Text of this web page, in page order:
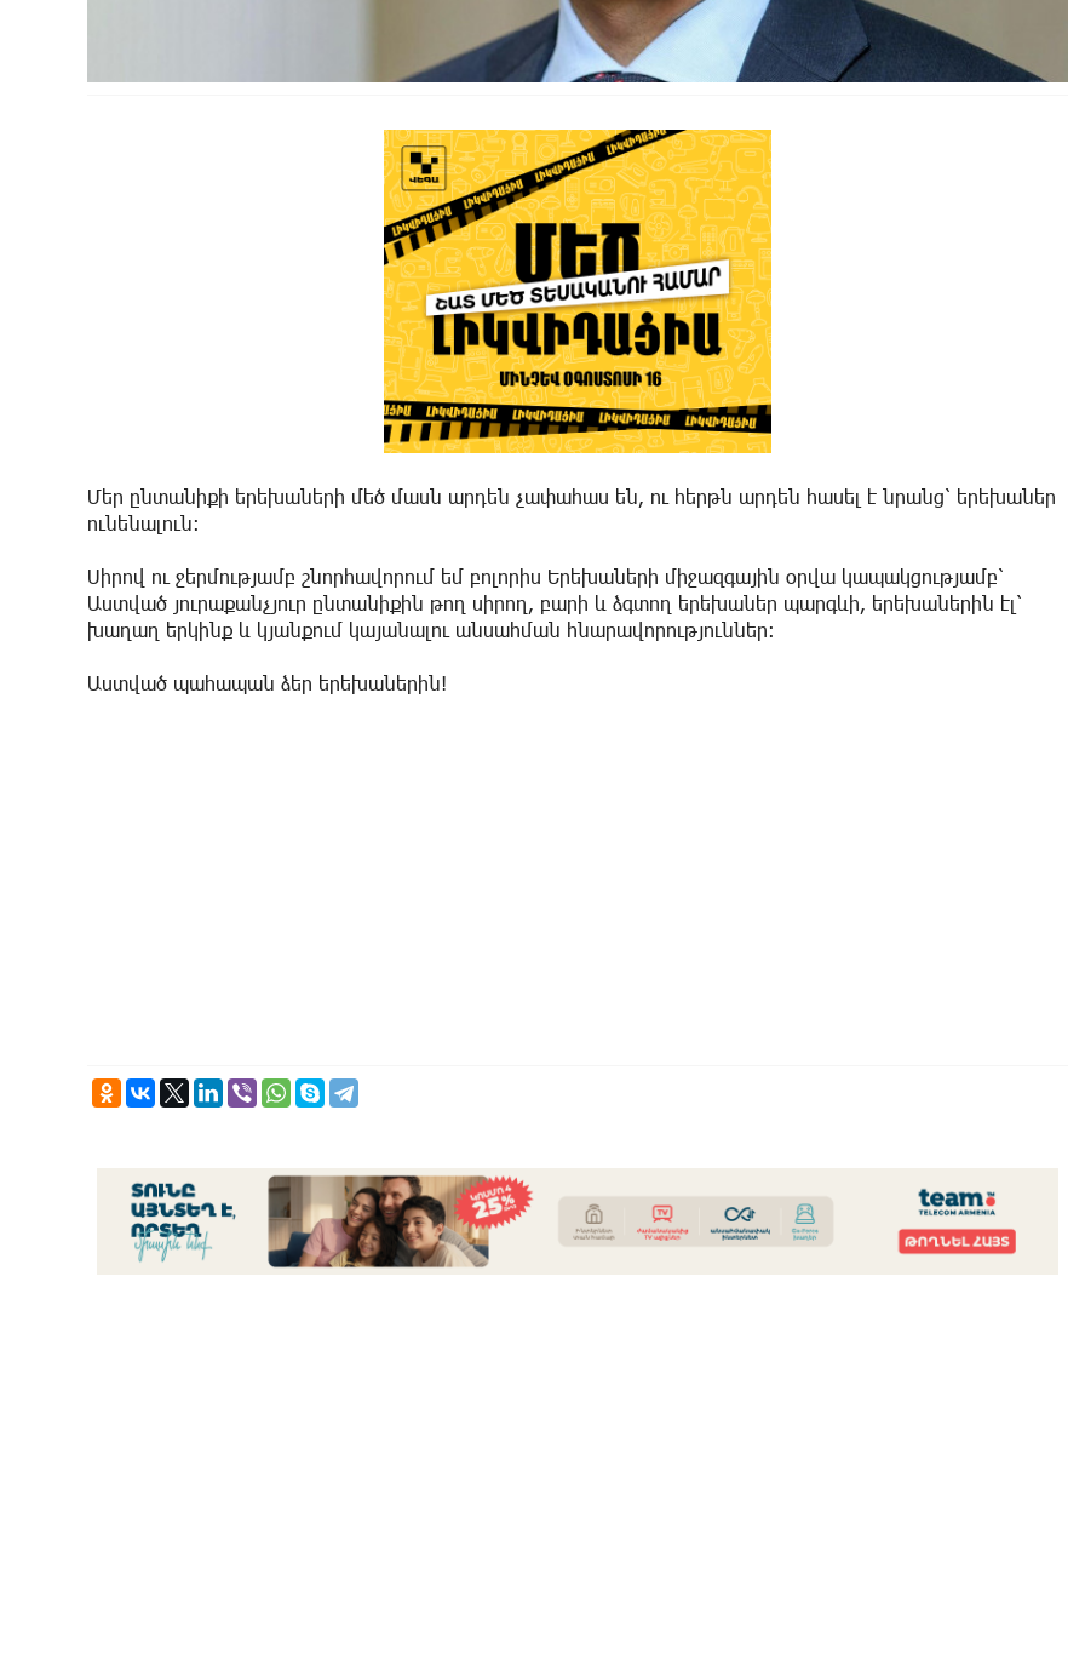
Մեր ընտանիքի երեխաների մեծ մասն արդեն չափահաս են, ու հերթն արդեն հասել է նրանց՝ երեխաներ
ունենալուն:
Սիրով ու ջերմությամբ շնորհավորում եմ բոլորիս Երեխաների միջազգային օրվա կապակցությամբ՝
Աստված յուրաքանչյուր ընտանիքին թող սիրող, բարի և ձգտող երեխաներ պարգևի, երեխաներին էլ՝
խաղաղ երկինք և կյանքում կայանալու անսահման հնարավորություններ:
Աստված պահապան ձեր երեխաներին!